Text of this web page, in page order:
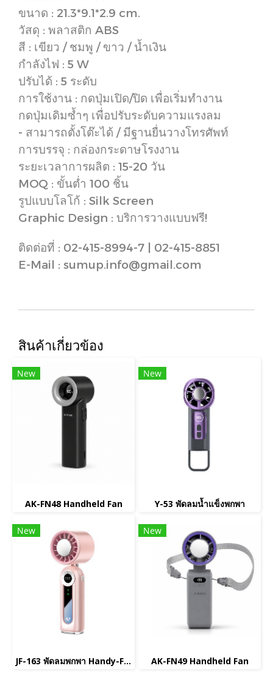
ขนาด : 21.3*9.1*2.9 cm.
วัสดุ : พลาสติก ABS
สี : เขียว / ชมพู / ขาว / น้ำเงิน
กำลังไฟ : 5 W
ปรับได้ : 5 ระดับ
การใช้งาน : กดปุ่มเปิด/ปิด เพื่อเริ่มทำงาน
กดปุ่มเดิมซ้ำๆ เพื่อปรับระดับความแรงลม
- สามารถตั้งโต๊ะได้ / มีฐานยื่นวางโทรศัพท์
การบรรจุ : กล่องกระดาษโรงงาน
ระยะเวลาการผลิต : 15-20 วัน
MOQ : ขั้นต่ำ 100 ชิ้น
รูปแบบโลโก้ : Silk Screen
Graphic Design : บริการวางแบบฟรี!
ติดต่อที่ : 02-415-8994-7 | 02-415-8851
E-Mail : sumup.info@gmail.com
สินค้าเกี่ยวข้อง
New
AK-FN48 Handheld Fan
New
Y-53 พัดลมน้ำแข็งพกพา
New
JF-163 พัดลมพกพา Handy-Fan
New
AK-FN49 Handheld Fan